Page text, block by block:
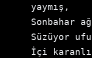
yaymış,
Sonbahar
Süzüyor
İçi